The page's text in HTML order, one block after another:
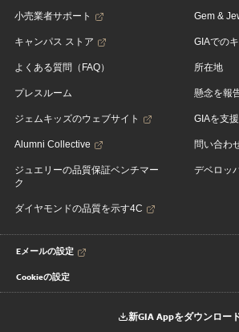
小売業者サポート
キャンパス ストア
よくある質問（FAQ）
プレスルーム
ジェムキッズのウェブサイト
Alumni Collective
ジュエリーの品質保証ベンチマー
ク
ダイヤモンドの品質を示す4C
Gem &
GIAでの
所在地
懸念を報
GIAを支
問い合わ
デベロッ
Eメールの設定
Cookieの設定
新GIA Appをダウンロー